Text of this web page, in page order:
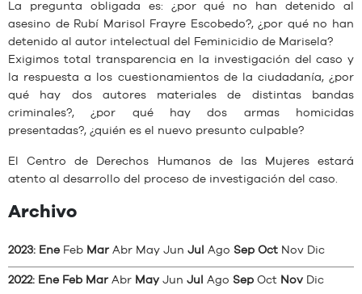
La pregunta obligada es: ¿por qué no han detenido al
asesino de Rubí Marisol Frayre Escobedo?, ¿por qué no han
detenido al autor intelectual del Feminicidio de Marisela?
Exigimos total transparencia en la investigación del caso y
la respuesta a los cuestionamientos de la ciudadanía, ¿por
qué hay dos autores materiales de distintas bandas
criminales?, ¿por qué hay dos armas homicidas
presentadas?, ¿quién es el nuevo presunto culpable?
El Centro de Derechos Humanos de las Mujeres estará
atento al desarrollo del proceso de investigación del caso.
Archivo
2023: Ene Feb Mar Abr May Jun Jul Ago Sep Oct Nov Dic
2022: Ene Feb Mar Abr May Jun Jul Ago Sep Oct Nov Dic